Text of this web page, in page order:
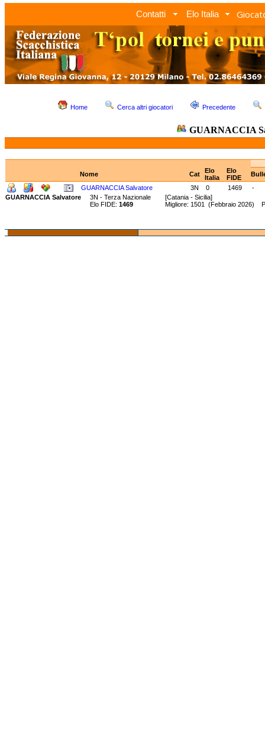
Contatti Elo Italia
Home Cerca altri giocatori Precedente
GUARNACCIA
Nome Cat
Elo
Italia
Elo
FIDE
GUARNACCIA Salvatore
3N 0 1469
-
GUARNACCIA Salvatore
3N - Terza Nazionale [Catania - Sicilia]
Elo FIDE: 1469 Migliore: 1501 (Febbraio 2026)